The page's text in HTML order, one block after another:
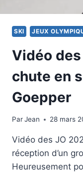
SKI JEUX
Vidéo
chute en
Goepper
ParJean
21 février 202628 mars
Vidéo des JO
réception d’un
Heureusement